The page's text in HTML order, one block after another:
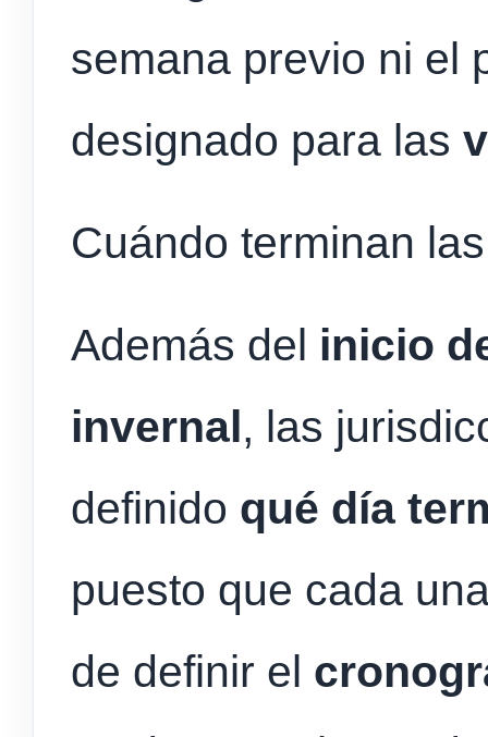
semana previo ni el
designado para las
Cuándo terminan
Además del inicio
invernal , las
definido qué día
puesto que cada
de definir el